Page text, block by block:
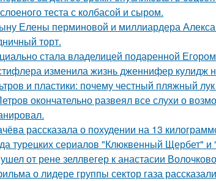
теста с колбасой и сыром.
Елены перминовой и миллиардера
торт.
стала владелицей подаренной
изменила жизнь дженнифер кулидж
и пластики: почему честный пляжный
окончательно развеял все слухи о
рассказала о похудении на 13
турецких сериалов "Клюквенный Щербет"
от рене зеллвегер к анастасии
о лидере группы сектор газа